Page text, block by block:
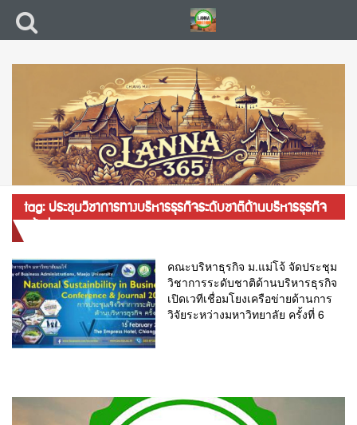
tag: ประชุมวิชาการทางบริหารธุรกิจระดับชาติด้านบริหารธุรกิจ
คณะบริหาธุรกิจ ม.แม่โจ้ จัดประชุม
วิชาการระดับชาติด้านบริหารธุรกิจ
เปิดเวทีเชื่อมโยงเครือข่ายด้านการ
วิจัยระหว่างมหาวิทยาลัย ครั้งที่ 6